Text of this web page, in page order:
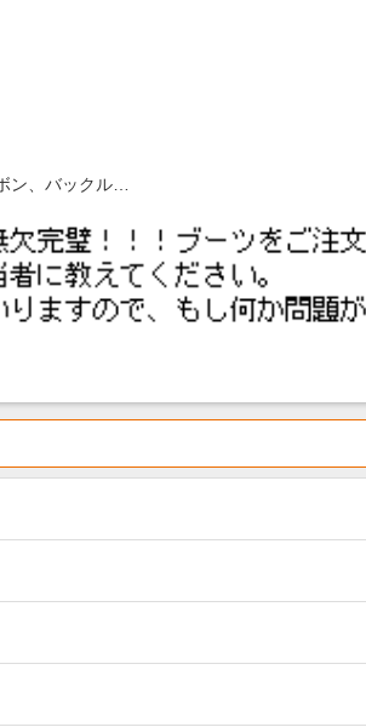
ン、バックル…